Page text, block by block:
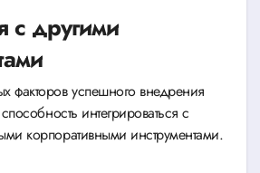
с другими
факторов успешного внедрения
интегрироваться с
корпоративными инструментами.